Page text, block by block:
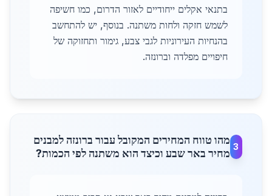
בתנאי אקלים ייחודיים לאזור הדרום, כמו חשיפה
לשמש חזקה ולחות משתנה. בנוסף, יש להתחשב
בהנחיות העירוניות לגבי צבע, גימור ותחזוקה של
חיפויים מפלדה וברונזה.
3
מהו טווח המחירים המקובל עבור ברונזה למבנים
מחיר באר שבע וכיצד הוא משתנה לפי הכמות?